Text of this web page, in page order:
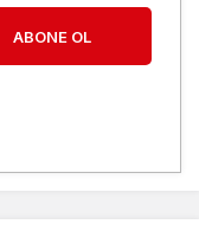
ABONE OL